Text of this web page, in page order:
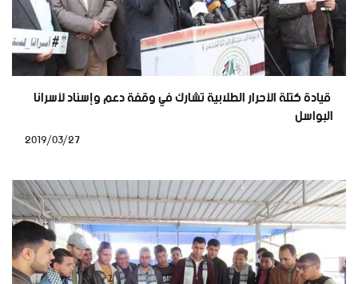
قيادة كتلة الأحرار الطلابية تشارك في وقفة دعم وإسناد لأسرانا
البواسل